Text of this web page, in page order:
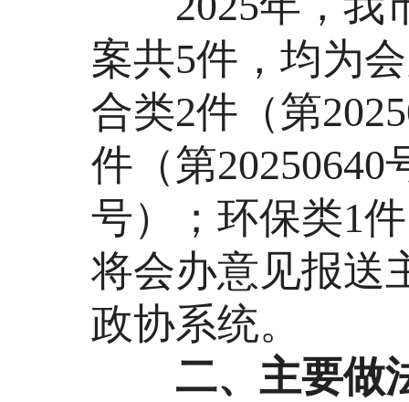
案共5件，均为
合类2件（第
件（第20250640
号）；环保类1
将会办意见报送
政协系统。
二、主要做